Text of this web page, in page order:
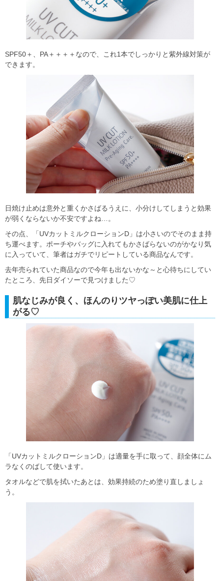
SPF50＋、PA＋＋＋＋なので、これ1本でしっかりと紫外線対策が
できます。
日焼け止めは意外と重くかさばるうえに、小分けしてしまうと効果
が弱くならないか不安ですよね…。
その点、「UVカットミルクローションD」は小さいのでそのまま持
ち運べます。ポーチやバッグに入れてもかさばらないのがかなり気
に入っていて、筆者はガチでリピートしている商品なんです。
去年売られていた商品なので今年も出ないかな～と心待ちにしてい
たところ、先日ダイソーで見つけました♡
肌なじみが良く、ほんのりツヤっぽい美肌に仕上
がる♡
「UVカットミルクローションD」は適量を手に取って、顔全体にム
ラなくのばして使います。
タオルなどで肌を拭いたあとは、効果持続のため塗り直しましょ
う。